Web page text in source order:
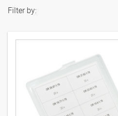
Filter by: